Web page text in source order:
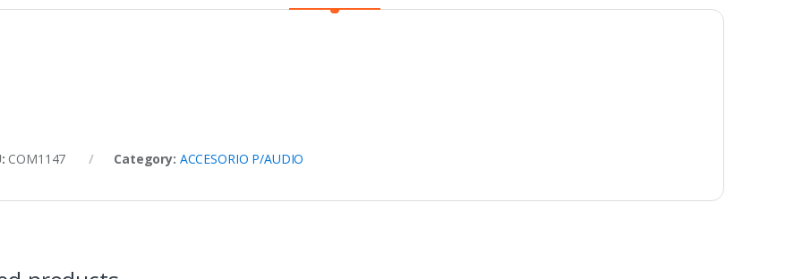
COM1147 Category: ACCESORIO P/AUDIO